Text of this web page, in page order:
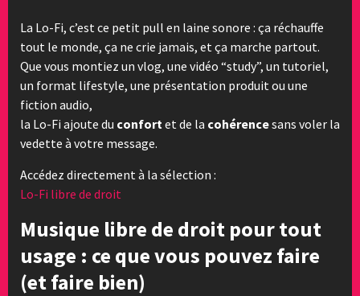
La Lo-Fi, c’est ce petit pull en laine sonore : ça réchauffe
tout le monde, ça ne crie jamais, et ça marche partout.
Que vous montiez un vlog, une vidéo “study”, un tutoriel,
un format lifestyle, une présentation produit ou une
fiction audio,
la Lo-Fi ajoute du confort et de la cohérencesans voler la
vedette à votre message.
Accédez directement à la sélection :
Lo-Fi libre de droit
Musique libre de droit pour tout
usage : ce que vous pouvez faire
(et faire bien)